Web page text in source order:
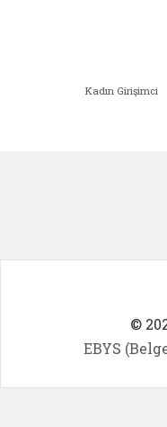
Kadın Girişimci
©
EBYS